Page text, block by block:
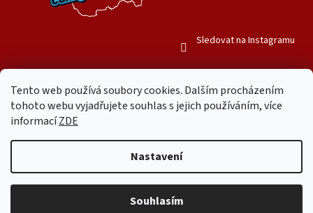
Tento web používá soubory cookies. Dalším procházením
tohoto webu vyjadřujete souhlas s jejich používáním, více
informacíZDE
Nastavení
Souhlasím
Sledovat na Instagramu
Copyright 2026Mr. Candy Bull. Všechna práva vyhrazena.Upravit
nastavení cookies